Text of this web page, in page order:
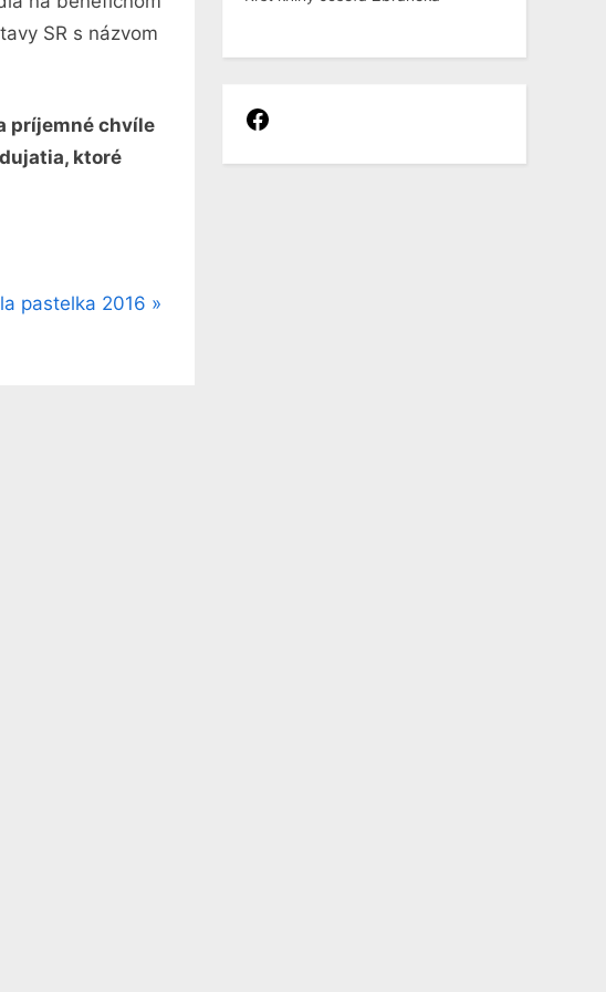
SR s názvom
príjemné chvíle
ktoré
pastelka 2016